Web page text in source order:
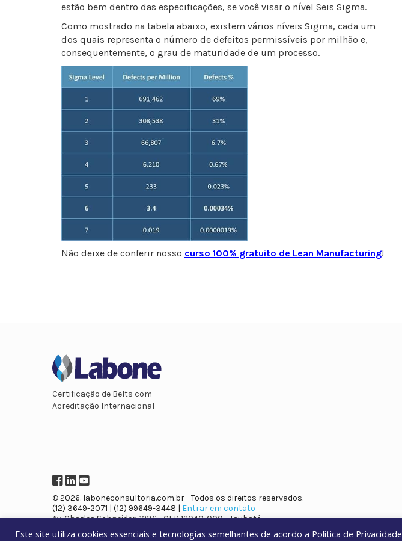
estão bem dentro das especificações, se você visar o nível Seis Sigma.
Como mostrado na tabela abaixo, existem vários níveis Sigma, cada um
dos quais representa o número de defeitos permissíveis por milhão e,
consequentemente, o grau de maturidade de um processo.
Não deixe de conferir nosso curso 100% gratuito de Lean Manufacturing!
Certificação de Belts com
Acreditação Internacional
Facebook
LinkedIn
YouTube
© 2026. laboneconsultoria.com.br - Todos os direitos reservados.
(12) 3649-2071 | (12) 99649-3448 | Entrar em contato
Av. Charles Schneider, 1236 - CEP 12040-000 - Taubaté
Este site utiliza cookies essenciais e tecnologias semelhantes de acordo a Política de Privacidade